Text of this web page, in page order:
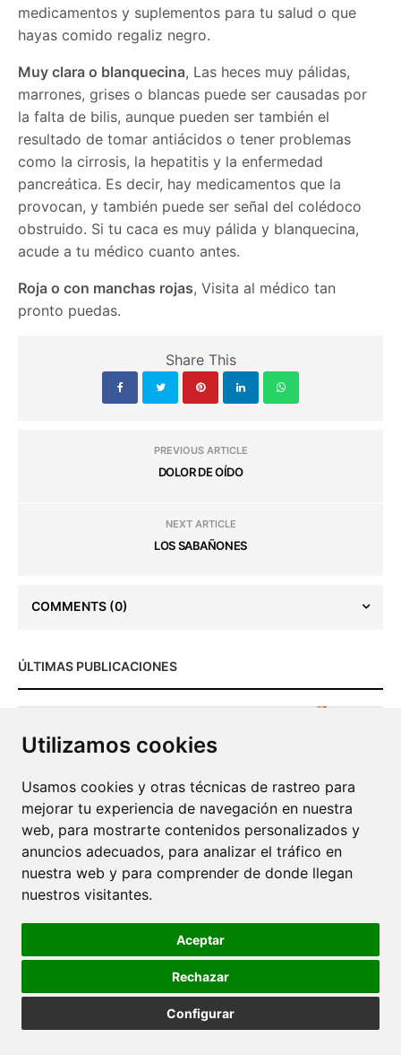
Utilizamos cookies
Usamos cookies y otras técnicas de rastreo para
mejorar tu experiencia de navegación en nuestra
web, para mostrarte contenidos personalizados y
anuncios adecuados, para analizar el tráfico en
nuestra web y para comprender de donde llegan
nuestros visitantes.
Aceptar
Rechazar
Configurar
medicamentos y suplementos para tu salud o que
hayas comido regaliz negro.
Muy clara o blanquecina, Las heces muy pálidas,
marrones, grises o blancas puede ser causadas por
la falta de bilis, aunque pueden ser también el
resultado de tomar antiácidos o tener problemas
como la cirrosis, la hepatitis y la enfermedad
pancreática. Es decir, hay medicamentos que la
provocan, y también puede ser señal del colédoco
obstruido. Si tu caca es muy pálida y blanquecina,
acude a tu médico cuanto antes.
Roja o con manchas rojas, Visita al médico tan
pronto puedas.
Share This
PREVIOUS ARTICLE
DOLOR DE OÍDO
NEXT ARTICLE
LOS SABAÑONES
COMMENTS (0)
ÚLTIMAS PUBLICACIONES
CÓMO HACER UN «HUERTO LASAÑA» O UN